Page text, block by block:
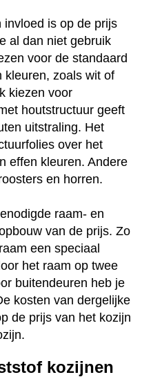
invloed is op de prijs
al dan niet gebruik
voor de standaard
kleuren, zoals wit of
kiezen voor
houtstructuur geeft
uitstraling. Het
over het
effen kleuren. Andere
en horren.
raam- en
van de prijs. Zo
een speciaal
het raam op twee
buitendeuren heb je
kosten van dergelijke
de prijs van het kozijn
kozijnen